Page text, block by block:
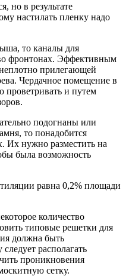
но в результате
настилать пленку надо
то каналы для
фронтонах. Эффективным
прилегающей
Чердачное помещение в
проветривать и путем
подогнаны или
то понадобится
Их нужно разместить на
была возможность
равна 0,2% площади
количество
типовые решетки для
должна быть
располагать
проникновения
сетку.